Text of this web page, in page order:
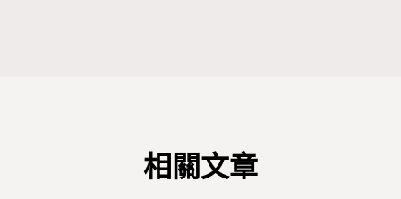
相關文章